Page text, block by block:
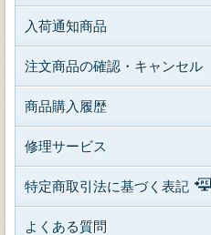
入荷通知商品
注文商品の確認・キャンセル
商品購入履歴
修理サービス
特定商取引法に基づく表記
よくある質問